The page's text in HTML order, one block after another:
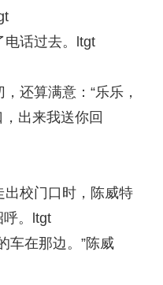
话过去。ltgt
还算满意：“乐乐，
出来我送你回
校门口时，陈威特
呼。ltgt
车在那边。”陈威